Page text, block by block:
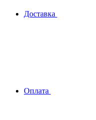
Доставка
Оплата